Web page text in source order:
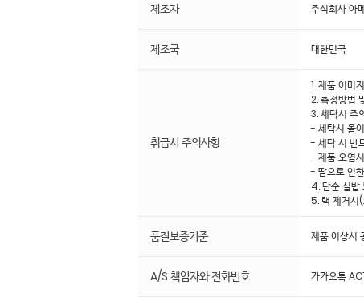
제조자 주식회사 아
제조국 대한민국
취급시 주의사항
1. 제품 이미
2. 측정방법
3. 세탁시 주
- 세탁시 올
- 세탁 시 반
- 제품 오염
- 땀으로 인
4. 단순 실밥
5. 택 제거시
품질보증기준 제품 이상시
A/S 책임자와 전화번호 카카오톡